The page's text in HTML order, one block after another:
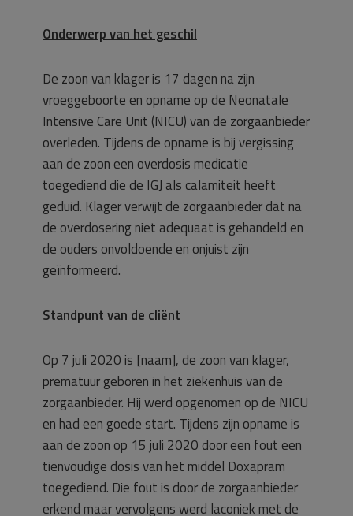
Onderwerp van het geschil
De zoon van klager is 17 dagen na zijn
vroeggeboorte en opname op de Neonatale
Intensive Care Unit (NICU) van de zorgaanbieder
overleden. Tijdens de opname is bij vergissing
aan de zoon een overdosis medicatie
toegediend die de IGJ als calamiteit heeft
geduid. Klager verwijt de zorgaanbieder dat na
de overdosering niet adequaat is gehandeld en
de ouders onvoldoende en onjuist zijn
geïnformeerd.
Standpunt van de cliënt
Op 7 juli 2020 is [naam], de zoon van klager,
prematuur geboren in het ziekenhuis van de
zorgaanbieder. Hij werd opgenomen op de NICU
en had een goede start. Tijdens zijn opname is
aan de zoon op 15 juli 2020 door een fout een
tienvoudige dosis van het middel Doxapram
toegediend. Die fout is door de zorgaanbieder
erkend maar vervolgens werd laconiek met de